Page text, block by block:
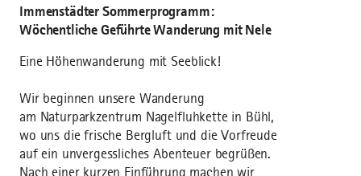
Immenstädter Sommerprogramm:
Wöchentliche Geführte Wanderung mit Nele
Eine Höhenwanderung mit Seeblick!
Wir beginnen unsere Wanderung
am Naturparkzentrum Nagelfluhkette in Bühl,
wo uns die frische Bergluft und die Vorfreude
auf ein unvergessliches Abenteuer begrüßen.
Nach einer kurzen Einführung machen wir